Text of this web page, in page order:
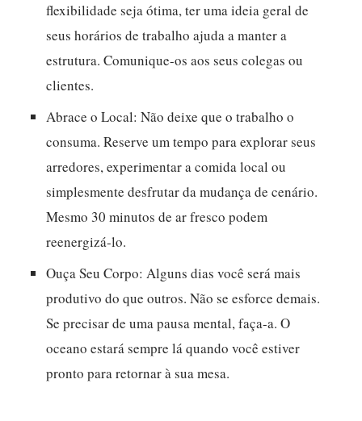
flexibilidade seja ótima, ter uma ideia geral de
seus horários de trabalho ajuda a manter a
estrutura. Comunique-os aos seus colegas ou
clientes.
Abrace o Local: Não deixe que o trabalho o
consuma. Reserve um tempo para explorar seus
arredores, experimentar a comida local ou
simplesmente desfrutar da mudança de cenário.
Mesmo 30 minutos de ar fresco podem
reenergizá-lo.
Ouça Seu Corpo: Alguns dias você será mais
produtivo do que outros. Não se esforce demais.
Se precisar de uma pausa mental, faça-a. O
oceano estará sempre lá quando você estiver
pronto para retornar à sua mesa.